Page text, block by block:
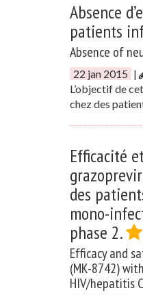
Absence
patients
Absence of
22 jan 2015 |
L’objectif de
chez des
Efficacité
des
mono-
phase 2.
Efficacy and
(MK-8742)
HIV/hepatitis